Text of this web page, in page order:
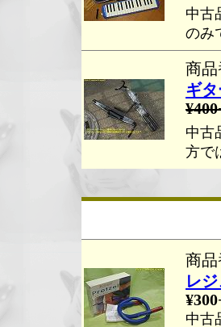
中古
のみ
商品
ギ
中古
方で
商品
レ
中古